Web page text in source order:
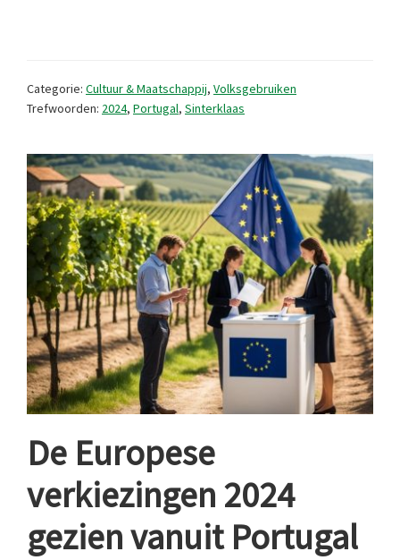
Categorie: Cultuur & Maatschappij, Volksgebruiken
Trefwoorden: 2024, Portugal, Sinterklaas
De Europese
verkiezingen 2024
gezien vanuit Portugal